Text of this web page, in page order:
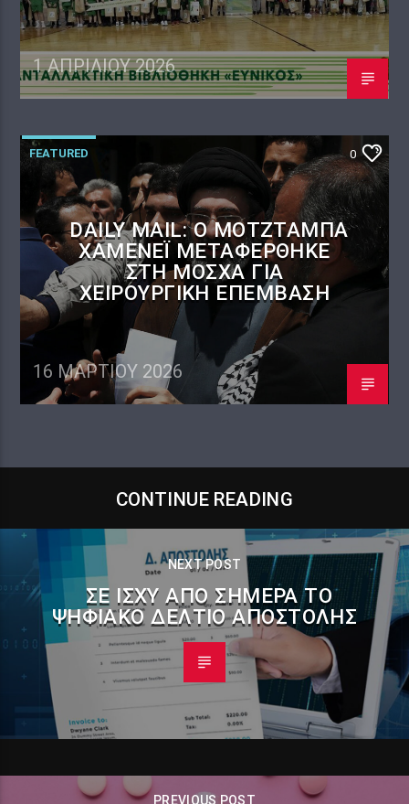
1 ΑΠΡΙΛΊΟΥ 2026
FEATURED 0
DAILY MAIL: Ο ΜΟΤΖΤΆΜΠΑ
ΧΑΜΕΝΕΪ́ ΜΕΤΑΦΈΡΘΗΚΕ
ΣΤΗ ΜΌΣΧΑ ΓΙΑ
ΧΕΙΡΟΥΡΓΙΚΉ ΕΠΈΜΒΑΣΗ
16 ΜΑΡΤΊΟΥ 2026
CONTINUE READING
NEXT POST
ΣΕ ΙΣΧΎ ΑΠΌ ΣΉΜΕΡΑ ΤΟ
ΨΗΦΙΑΚΌ ΔΕΛΤΊΟ ΑΠΟΣΤΟΛΉΣ
PREVIOUS POST